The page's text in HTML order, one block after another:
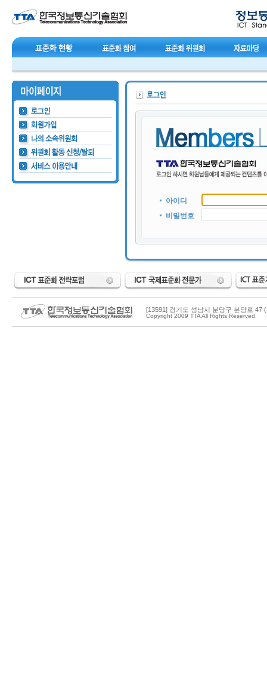
아이디
비밀번호
[13591] 경기도 성남시 분당구 분당로 47
Copyright 2009 TTA All Rights Reserved.